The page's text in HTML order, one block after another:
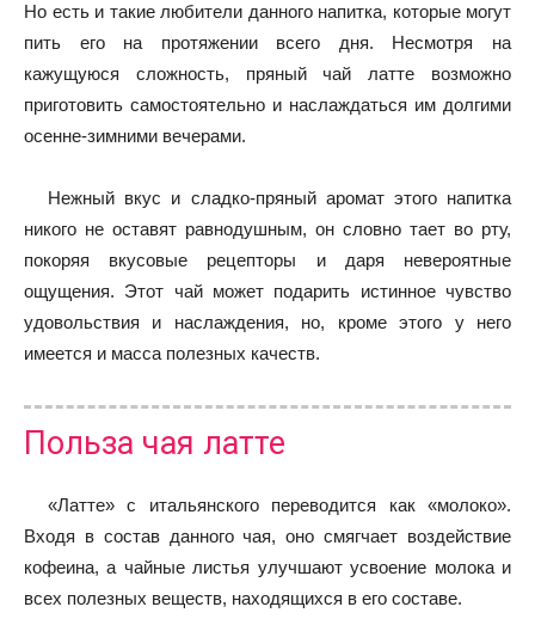
Но есть и такие любители данного напитка, которые могут
пить его на протяжении всего дня. Несмотря на
кажущуюся сложность, пряный чай латте возможно
приготовить самостоятельно и наслаждаться им долгими
осенне-зимними вечерами.
Нежный вкус и сладко-пряный аромат этого напитка
никого не оставят равнодушным, он словно тает во рту,
покоряя вкусовые рецепторы и даря невероятные
ощущения. Этот чай может подарить истинное чувство
удовольствия и наслаждения, но, кроме этого у него
имеется и масса полезных качеств.
Польза чая латте
«Латте» с итальянского переводится как «молоко».
Входя в состав данного чая, оно смягчает воздействие
кофеина, а чайные листья улучшают усвоение молока и
всех полезных веществ, находящихся в его составе.